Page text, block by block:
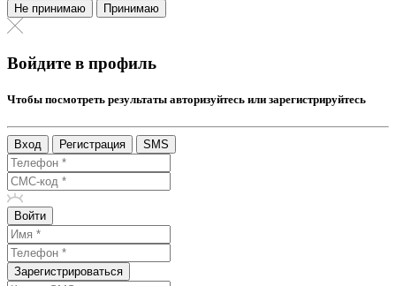
Не принимаю Принимаю
Войдите в профиль
Чтобы посмотреть результаты авторизуйтесь или зарегистрируйтесь
Вход Регистрация SMS
Войти
Зарегистрироваться